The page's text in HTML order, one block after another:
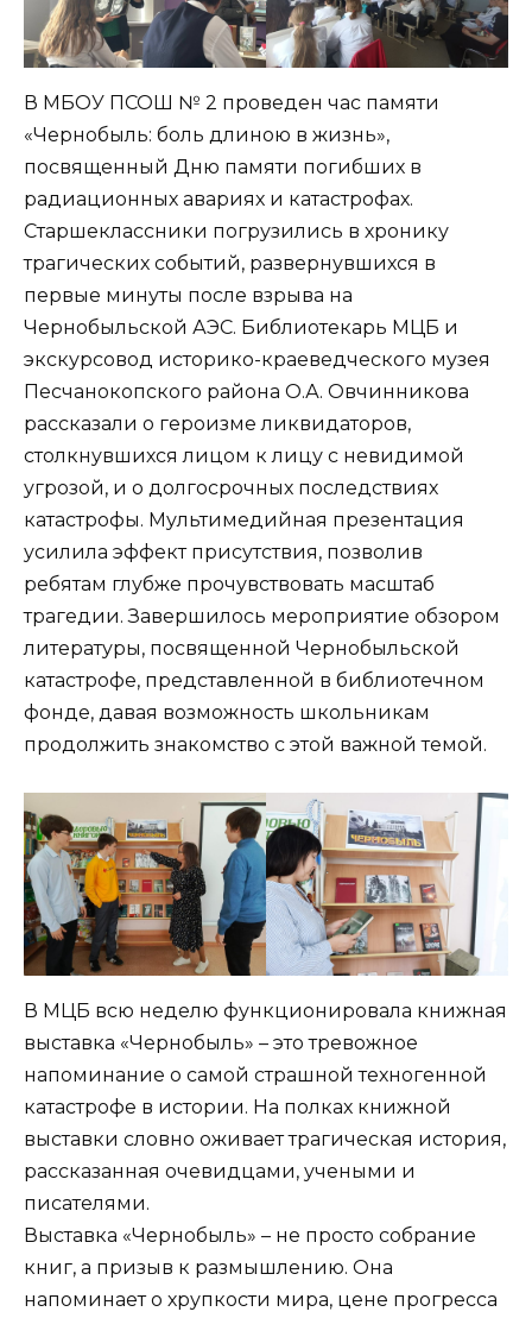
В МБОУ ПСОШ № 2 проведен час памяти
«Чернобыль: боль длиною в жизнь»,
посвященный Дню памяти погибших в
радиационных авариях и катастрофах.
Старшеклассники погрузились в хронику
трагических событий, развернувшихся в
первые минуты после взрыва на
Чернобыльской АЭС. Библиотекарь МЦБ и
экскурсовод историко-краеведческого музея
Песчанокопского района О.А. Овчинникова
рассказали о героизме ликвидаторов,
столкнувшихся лицом к лицу с невидимой
угрозой, и о долгосрочных последствиях
катастрофы. Мультимедийная презентация
усилила эффект присутствия, позволив
ребятам глубже прочувствовать масштаб
трагедии. Завершилось мероприятие обзором
литературы, посвященной Чернобыльской
катастрофе, представленной в библиотечном
фонде, давая возможность школьникам
продолжить знакомство с этой важной темой.
В МЦБ всю неделю функционировала книжная
выставка «Чернобыль» – это тревожное
напоминание о самой страшной техногенной
катастрофе в истории. На полках книжной
выставки словно оживает трагическая история,
рассказанная очевидцами, учеными и
писателями.
Выставка «Чернобыль» – не просто собрание
книг, а призыв к размышлению. Она
напоминает о хрупкости мира, цене прогресса